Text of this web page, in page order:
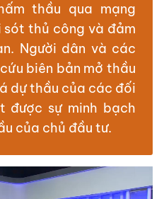
thầu qua mạng
thủ công và đảm
Người dân và các
biên bản mở thầu
dự thầu của các đối
được sự minh bạch
của chủ đầu tư.